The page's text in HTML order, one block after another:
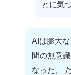
とに気
AIは膨大
間の無意
なった。